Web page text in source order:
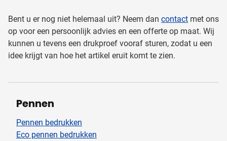
Bent u er nog niet helemaal uit? Neem dan contact met ons
op voor een persoonlijk advies en een offerte op maat. Wij
kunnen u tevens een drukproef vooraf sturen, zodat u een
idee krijgt van hoe het artikel eruit komt te zien.
Pennen
Pennen bedrukken
Eco pennen bedrukken